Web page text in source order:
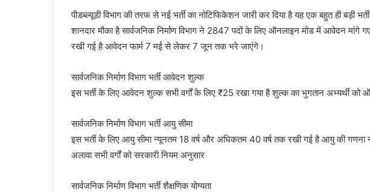
पीडब्ल्यूडी विभाग की तरफ से नई भर्ती का नोटिफिकेशन जारी कर दिया है यह एक बहुत ही बड़ी
शानदार मौका है सार्वजनिक निर्माण विभाग ने 2847 पदों के लिए ऑनलाइन मोड में आवेदन मांगे
रखी गई है आवेदन फार्म 7 मई से लेकर 7 जून तक भरे जाएंगे।
सार्वजनिक निर्माण विभाग भर्ती आवेदन शुल्क
इस भर्ती के लिए आवेदन शुल्क सभी वर्गों के लिए ₹25 रखा गया है शुल्क का भुगतान अभ्यर्थी को
सार्वजनिक निर्माण विभाग भर्ती आयु सीमा
इस भर्ती के लिए आयु सीमा न्यूनतम 18 वर्ष और अधिकतम 40 वर्ष तक रखी गई है आयु की
अलावा सभी वर्गों को सरकारी नियम अनुसार
सार्वजनिक निर्माण विभाग भर्ती शैक्षणिक योग्यता